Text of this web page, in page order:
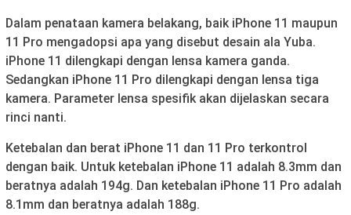
Dalam penataan kamera belakang, baik iPhone 11 maupun
11 Pro mengadopsi apa yang disebut desain ala Yuba.
iPhone 11 dilengkapi dengan lensa kamera ganda.
Sedangkan iPhone 11 Pro dilengkapi dengan lensa tiga
kamera. Parameter lensa spesifik akan dijelaskan secara
rinci nanti.
Ketebalan dan berat iPhone 11 dan 11 Pro terkontrol
dengan baik. Untuk ketebalan iPhone 11 adalah 8.3mm dan
beratnya adalah 194g. Dan ketebalan iPhone 11 Pro adalah
8.1mm dan beratnya adalah 188g.